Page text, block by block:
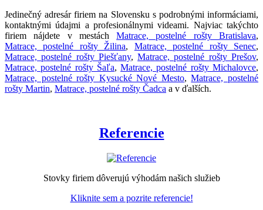
Jedinečný adresár firiem na Slovensku s podrobnými informáciami,
kontaktnými údajmi a profesionálnymi videami. Najviac takýchto
firiem nájdete v mestáchMatrace, postelné rošty Bratislava,
Matrace, postelné rošty Žilina, Matrace, postelné rošty Senec,
Matrace, postelné rošty Piešťany,Matrace, postelné rošty Prešov,
Matrace, postelné rošty Šaľa,Matrace, postelné rošty Michalovce,
Matrace, postelné rošty Kysucké Nové Mesto,Matrace, postelné
rošty Martin, Matrace, postelné rošty Čadca a v ďalších.
Referencie
Stovky firiem dôverujú výhodám našich služieb
Kliknite sem a pozrite referencie!